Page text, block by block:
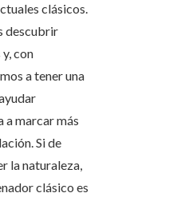
clásicos.
descubrir
con
a tener una
a marcar más
Si de
la naturaleza,
clásico es